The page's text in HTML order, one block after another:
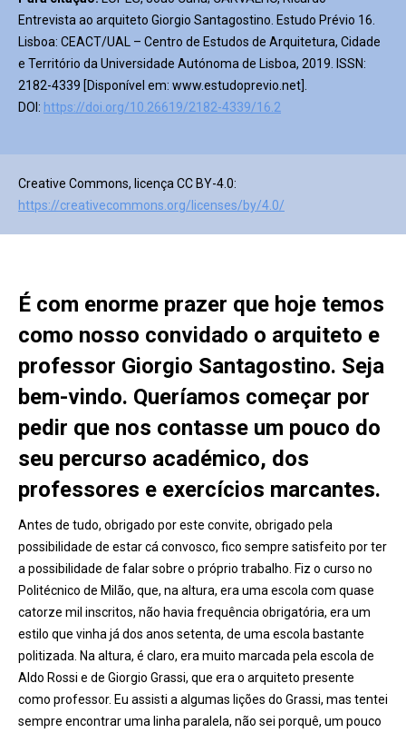
Entrevista ao arquiteto Giorgio Santagostino. Estudo Prévio 16.
Lisboa: CEACT/UAL – Centro de Estudos de Arquitetura, Cidade
e Território da Universidade Autónoma de Lisboa, 2019. ISSN:
2182-4339 [Disponível em: www.estudoprevio.net].
DOI: https://doi.org/10.26619/2182-4339/16.2
Creative Commons, licença CC BY-4.0:
https://creativecommons.org/licenses/by/4.0/
É com enorme prazer que hoje temos
como nosso convidado o arquiteto e
professor Giorgio Santagostino. Seja
bem-vindo. Queríamos começar por
pedir que nos contasse um pouco do
seu percurso académico, dos
professores e exercícios marcantes.
Antes de tudo, obrigado por este convite, obrigado pela
possibilidade de estar cá convosco, fico sempre satisfeito por ter
a possibilidade de falar sobre o próprio trabalho. Fiz o curso no
Politécnico de Milão, que, na altura, era uma escola com quase
catorze mil inscritos, não havia frequência obrigatória, era um
estilo que vinha já dos anos setenta, de uma escola bastante
politizada. Na altura, é claro, era muito marcada pela escola de
Aldo Rossi e de Giorgio Grassi, que era o arquiteto presente
como professor. Eu assisti a algumas lições do Grassi, mas tentei
sempre encontrar uma linha paralela, não sei porquê, um pouco